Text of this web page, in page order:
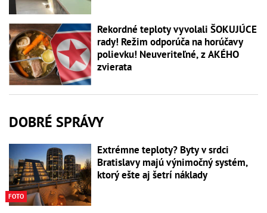
Rekordné teploty vyvolali ŠOKUJÚCE
rady! Režim odporúča na horúčavy
polievku! Neuveriteľné, z AKÉHO
zvierata
DOBRÉ SPRÁVY
FOTO
Extrémne teploty? Byty v srdci
Bratislavy majú výnimočný systém,
ktorý ešte aj šetrí náklady